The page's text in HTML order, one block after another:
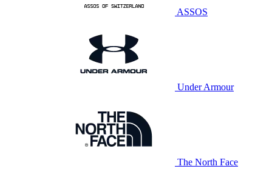
ASSOS
Under Armour
The North Face